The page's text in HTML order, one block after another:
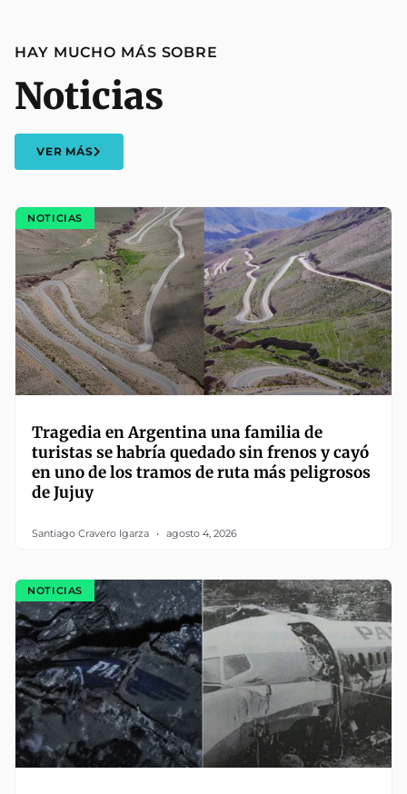
HAY MUCHO MÁS SOBRE
Noticias
VER MÁS
NOTICIAS
Tragedia en Argentina una familia de
turistas se habría quedado sin frenos y cayó
en uno de los tramos de ruta más peligrosos
de Jujuy
Santiago Cravero Igarza agosto 4, 2026
NOTICIAS